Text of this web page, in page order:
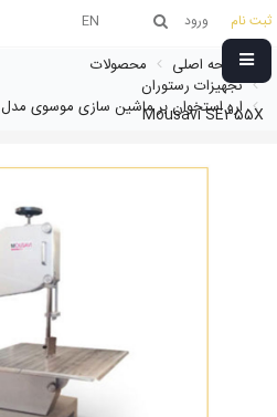
ثبت نام ورود EN
صفحه اصلی
محصولات
تجهیزات رستوران
اره استخوان بر ماشین سازی موسوی مدل
Mousavi SE355X